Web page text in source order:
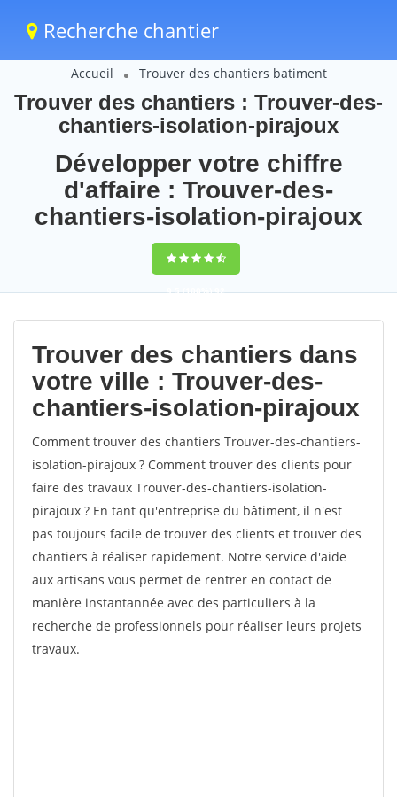
Recherche chantier
Accueil Trouver des chantiers batiment
Trouver des chantiers : Trouver-des-
chantiers-isolation-pirajoux
Développer votre chiffre
d'affaire : Trouver-des-
chantiers-isolation-pirajoux
9,5(100%)92
votes
Trouver des chantiers dans
votre ville : Trouver-des-
chantiers-isolation-pirajoux
Comment trouver des chantiers Trouver-des-chantiers-
isolation-pirajoux ? Comment trouver des clients pour
faire des travaux Trouver-des-chantiers-isolation-
pirajoux ? En tant qu'entreprise du bâtiment, il n'est
pas toujours facile de trouver des clients et trouver des
chantiers à réaliser rapidement. Notre service d'aide
aux artisans vous permet de rentrer en contact de
manière instantannée avec des particuliers à la
recherche de professionnels pour réaliser leurs projets
travaux.